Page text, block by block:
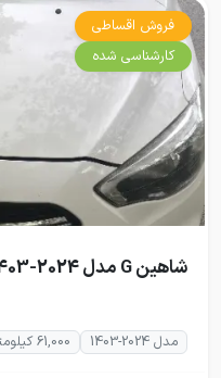
فروش اقساطی
کارشناسی شده
شاهین G مدل 2024-1403
مدل 2024-1403 61,000 کیلومتر